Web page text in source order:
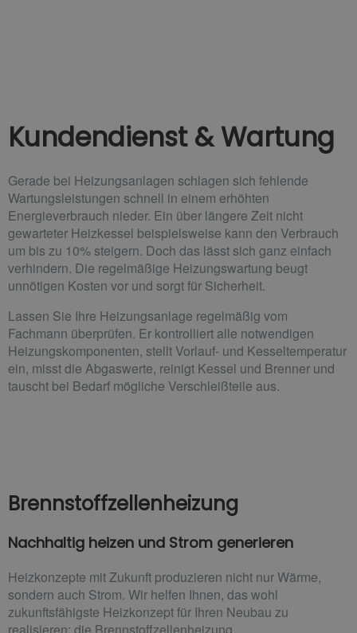
Kundendienst & Wartung
Gerade bei Heizungsanlagen schlagen sich fehlende
Wartungsleistungen schnell in einem erhöhten
Energieverbrauch nieder. Ein über längere Zeit nicht
gewarteter Heizkessel beispielsweise kann den Verbrauch
um bis zu 10% steigern. Doch das lässt sich ganz einfach
verhindern. Die regelmäßige Heizungswartung beugt
unnötigen Kosten vor und sorgt für Sicherheit.
Lassen Sie Ihre Heizungsanlage regelmäßig vom
Fachmann überprüfen. Er kontrolliert alle notwendigen
Heizungskomponenten, stellt Vorlauf- und Kesseltemperatur
ein, misst die Abgaswerte, reinigt Kessel und Brenner und
tauscht bei Bedarf mögliche Verschleißteile aus.
Brennstoffzellenheizung
Nachhaltig heizen und Strom generieren
Heizkonzepte mit Zukunft produzieren nicht nur Wärme,
sondern auch Strom. Wir helfen Ihnen, das wohl
zukunftsfähigste Heizkonzept für Ihren Neubau zu